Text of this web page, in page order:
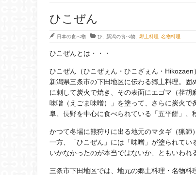
ひこぜん
日本の食べ物 ひ 新潟の食べ物 郷土料理 名物料理
ひこぜんとは・・・
ひこぜん（ひこぜぇん・ひこざぇん・Hikozaen
新潟県三条市の下田地区に伝わる郷土料理。
に刺して炭火で焼き、その表面にエゴマ（荏
味噌（えごま味噌）」を塗って、さらに炭火
阜、長野を中心に食べられている「五平餅」、
かつて冬場に熊狩りに出る地元のマタギ（猟
一方、「ひこぜん」には「味噌」が塗られて
いかなかったのが本当ではないか、ともいわれ
三条市下田地区では、地元の郷土料理・名物